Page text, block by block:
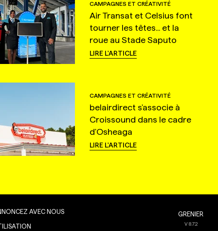
CAMPAGNES ET CRÉATIVITÉ
Air Transat et Celsius font
tourner les têtes... et la
roue au Stade Saputo
LIRE L'ARTICLE
CAMPAGNES ET CRÉATIVITÉ
belairdirect s'associe à
Croissound dans le cadre
d'Osheaga
LIRE L'ARTICLE
AVEC NOUS GRENIER
V8.7.2